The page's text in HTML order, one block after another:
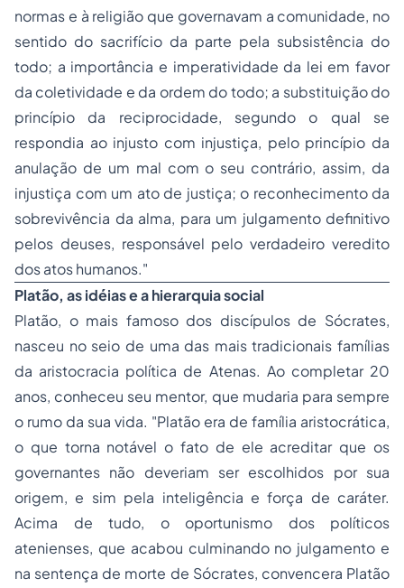
normas e à religião que governavam a comunidade, no
sentido do sacrifício da parte pela subsistência do
todo; a importância e imperatividade da lei em favor
da coletividade e da ordem do todo; a substituição do
princípio da reciprocidade, segundo o qual se
respondia ao injusto com injustiça, pelo princípio da
anulação de um mal com o seu contrário, assim, da
injustiça com um ato de justiça; o reconhecimento da
sobrevivência da alma, para um julgamento definitivo
pelos deuses, responsável pelo verdadeiro veredito
dos atos humanos."
Platão, as idéias e a hierarquia social
Platão, o mais famoso dos discípulos de Sócrates,
nasceu no seio de uma das mais tradicionais famílias
da aristocracia política de Atenas. Ao completar 20
anos, conheceu seu mentor, que mudaria para sempre
o rumo da sua vida. "Platão era de família aristocrática,
o que torna notável o fato de ele acreditar que os
governantes não deveriam ser escolhidos por sua
origem, e sim pela inteligência e força de caráter.
Acima de tudo, o oportunismo dos políticos
atenienses, que acabou culminando no julgamento e
na sentença de morte de Sócrates, convencera Platão